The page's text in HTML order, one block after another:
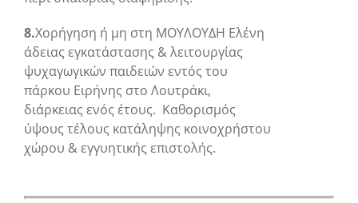
8.Χορήγηση ή μη στη ΜΟΥΛΟΥΔΗ Ελένη
άδειας εγκατάστασης & λειτουργίας
ψυχαγωγικών παιδειών εντός του
πάρκου Ειρήνης στο Λουτράκι,
διάρκειας ενός έτους. Καθορισμός
ύψους τέλους κατάληψης κοινοχρήστου
χώρου & εγγυητικής επιστολής.